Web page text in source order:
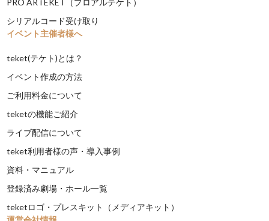
PRO ARTEKET（プロアルテケト）
シリアルコード受け取り
イベント主催者様へ
teket(テケト)とは？
イベント作成の方法
ご利用料金について
teketの機能ご紹介
ライブ配信について
teket利用者様の声・導入事例
資料・マニュアル
登録済み劇場・ホール一覧
teketロゴ・プレスキット（メディアキット）